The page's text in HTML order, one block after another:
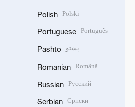
Polish Polski
Portuguese Português
Pashto پښتو
Romanian Română
Russian Русский
Serbian Српски